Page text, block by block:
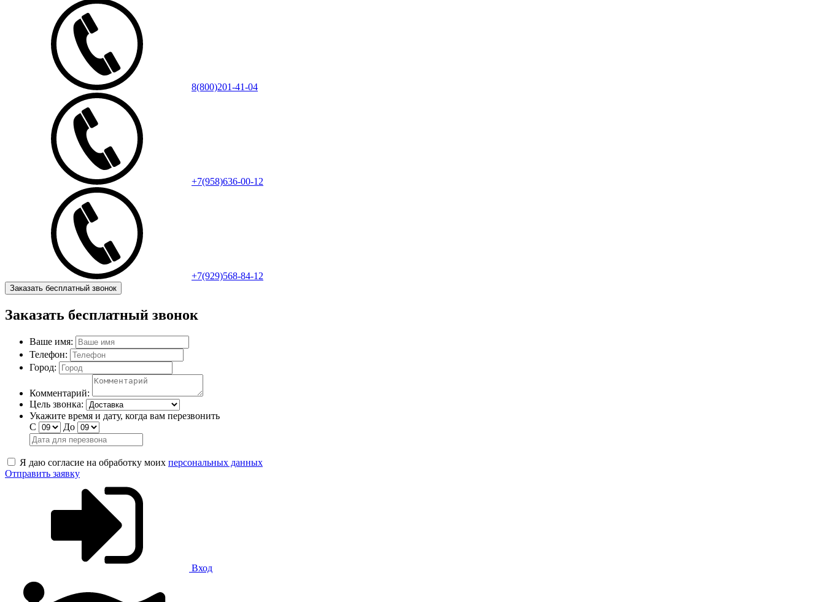
8(800)201-41-04
+7(958)636-00-12
+7(929)568-84-12
Заказать бесплатный звонок
Заказать бесплатный звонок
Ваше имя:
Телефон:
Город:
Комментарий:
Цель звонка:
Укажите время и дату, когда вам перезвонить
С
До
Я даю согласие на обработку моих персональных данных
Отправить заявку
Вход